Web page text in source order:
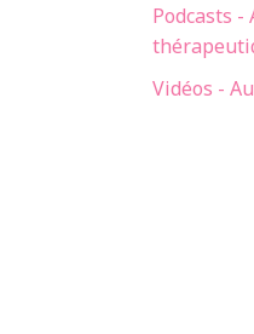
Podcasts -
Vidéos -